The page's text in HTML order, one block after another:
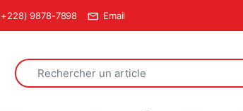
9878-7898 Email
Search for: